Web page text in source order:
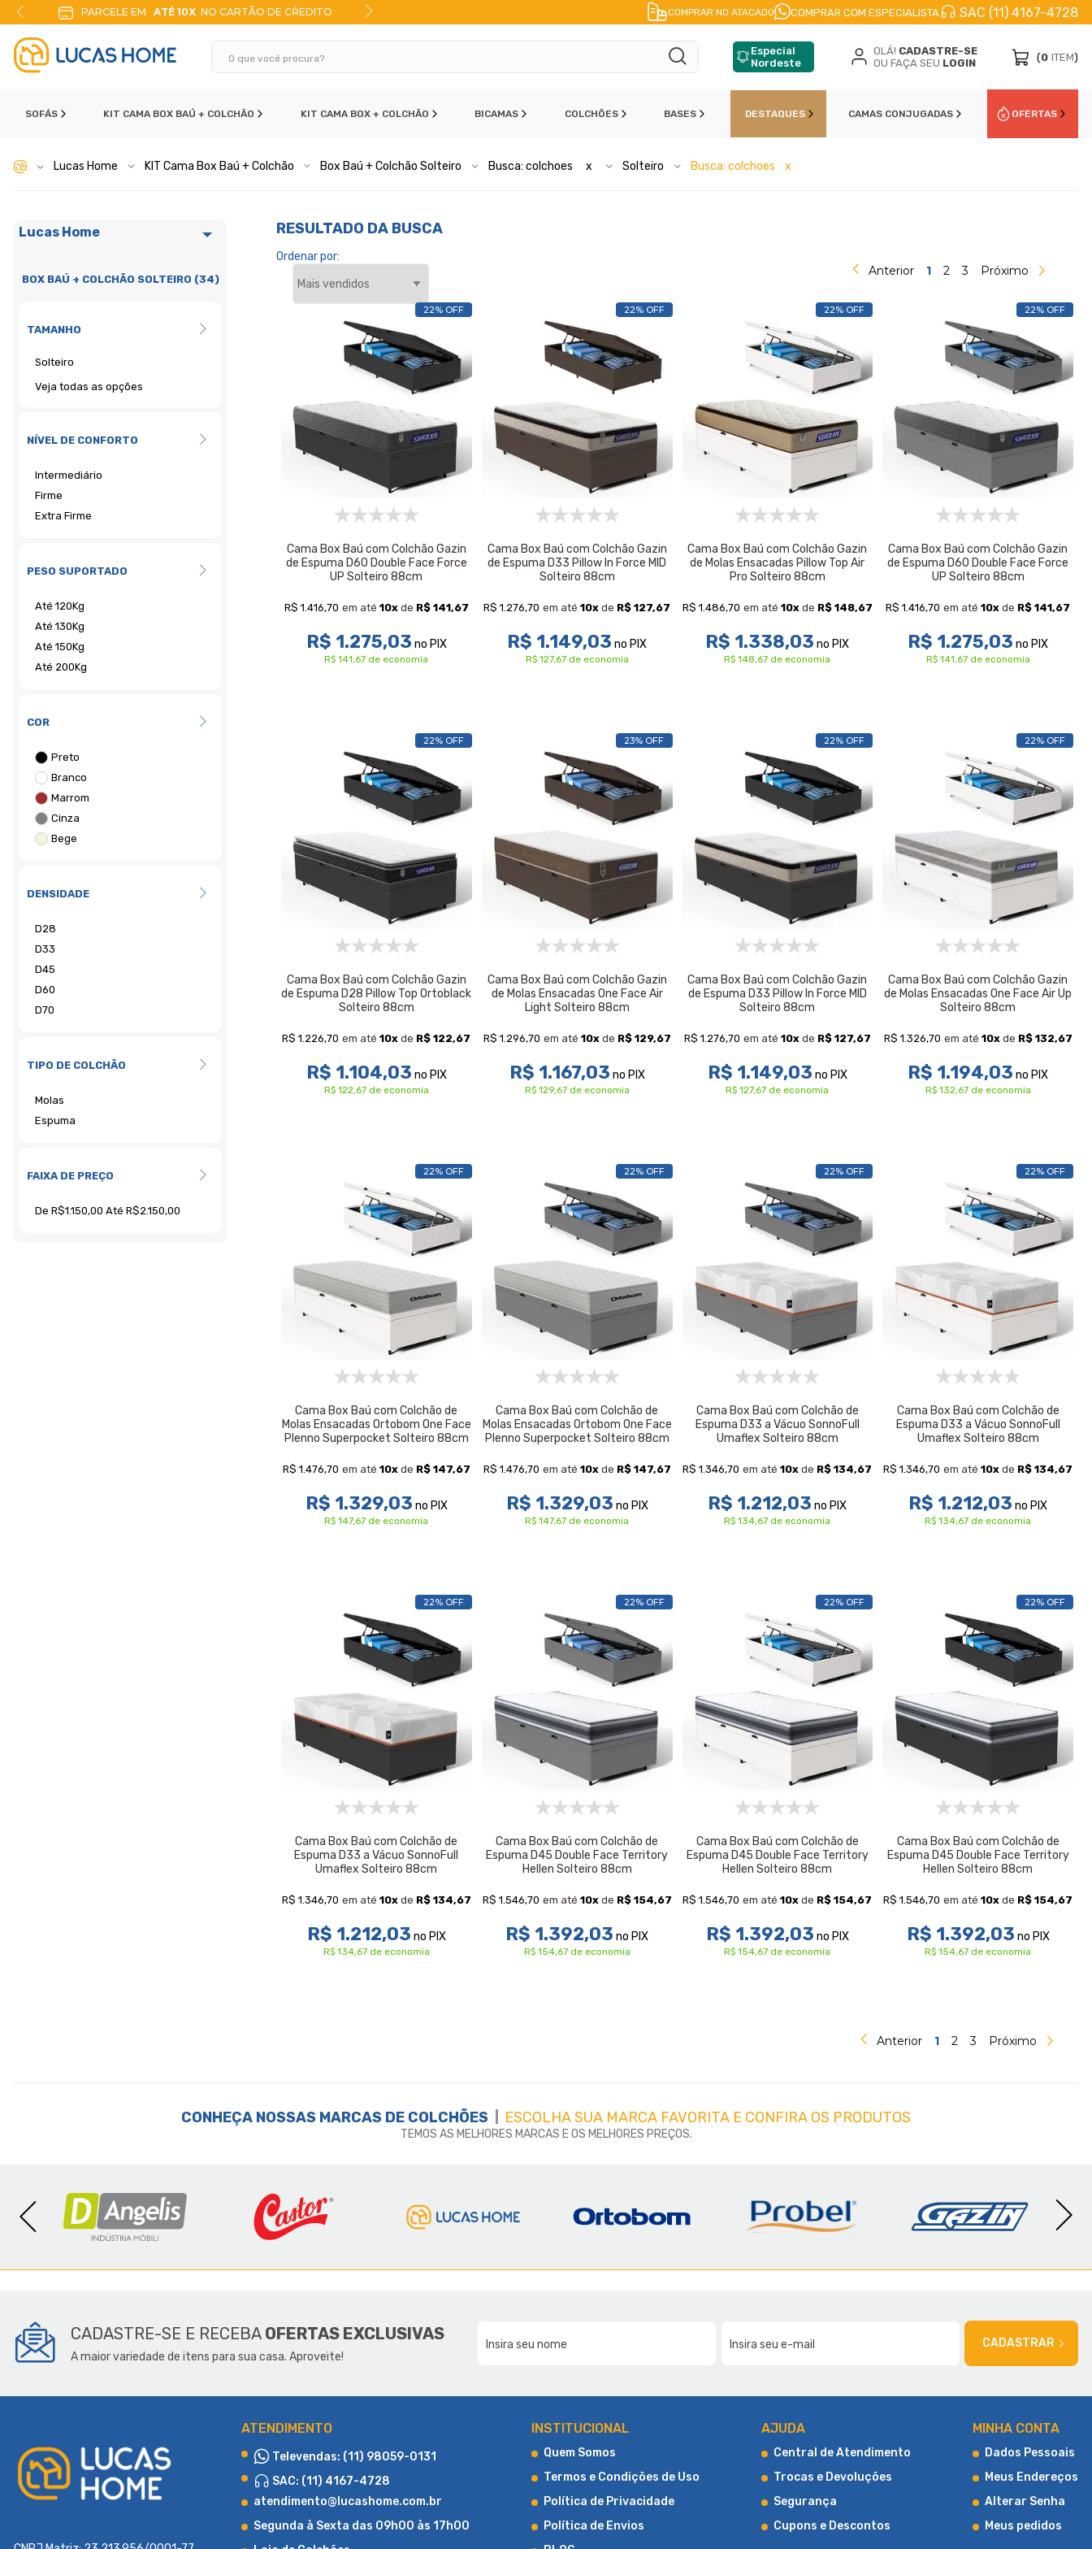
PARCELE EM ATÉ 10X NO CARTÃO DE CŔEDITO FRETE A JATOENVIO IMEDIATO PARCELE EM
COMPRAR NO ATACADO COMPRAR COM ESPECIALISTA SAC (11) 4167-4728
Especial
Nordeste
OLÁ! CADASTRE-SE
OU FAÇA SEU LOGIN (0 ITEM)
SOFÁS KIT CAMA BOX BAÚ + COLCHÃO KIT CAMA BOX + COLCHÃO BICAMAS COLCHÕES BASES DESTAQUES CAMAS CONJUGADAS OFERTAS
Lucas Home KIT Cama Box Baú + Colchão Box Baú + Colchão Solteiro Busca: colchoes x Solteiro Busca: colchoes x
Lucas Home
BOX BAÚ + COLCHÃO SOLTEIRO (34)
TAMANHO
Solteiro
Veja todas as opções
NÍVEL DE CONFORTO
PESO SUPORTADO
COR
DENSIDADE
TIPO DE COLCHÃO
FAIXA DE PREÇO
RESULTADO DA BUSCA
Ordenar por:
Anterior 1 2 3 Próximo
22% OFF
Cama Box Baú com Colchão Gazin
de Espuma D60 Double Face Force
UP Solteiro 88cm
R$ 1.416,70 em até 10xde R$ 141,67
R$ 1.275,03 no PIX
R$ 141,67 de economia
22% OFF
Cama Box Baú com Colchão Gazin
de Espuma D33 Pillow In Force MID
Solteiro 88cm
R$ 1.276,70 em até10x de R$ 127,67
R$ 1.149,03 no PIX
R$ 127,67 de economia
22% OFF
Cama Box Baú com Colchão Gazin
de Molas Ensacadas Pillow Top Air
Pro Solteiro 88cm
R$ 1.486,70 em até 10xde R$ 148,67
R$ 1.338,03 no PIX
R$ 148,67 de economia
22% OFF
Cama Box Baú com Colchão Gazin
de Espuma D60 Double Face Force
UP Solteiro 88cm
R$ 1.416,70 em até10x de R$ 141,67
R$ 1.275,03 no PIX
R$ 141,67 de economia
22% OFF
Cama Box Baú com Colchão Gazin
de Espuma D28 Pillow Top Ortoblack
Solteiro 88cm
R$ 1.226,70 em até10x de R$ 122,67
R$ 1.104,03 no PIX
R$ 122,67 de economia
23% OFF
Cama Box Baú com Colchão Gazin
de Molas Ensacadas One Face Air
Light Solteiro 88cm
R$ 1.296,70 em até 10xde R$ 129,67
R$ 1.167,03 no PIX
R$ 129,67 de economia
22% OFF
Cama Box Baú com Colchão Gazin
de Espuma D33 Pillow In Force MID
Solteiro 88cm
R$ 1.276,70 em até 10xde R$ 127,67
R$ 1.149,03 no PIX
R$ 127,67 de economia
22% OFF
Cama Box Baú com Colchão Gazin
de Molas Ensacadas One Face Air Up
Solteiro 88cm
R$ 1.326,70 em até 10xde R$ 132,67
R$ 1.194,03 no PIX
R$ 132,67 de economia
22% OFF
Cama Box Baú com Colchão de
Molas Ensacadas Ortobom One Face
Plenno Superpocket Solteiro 88cm
R$ 1.476,70 em até 10xde R$ 147,67
R$ 1.329,03 no PIX
R$ 147,67 de economia
22% OFF
Cama Box Baú com Colchão de
Molas Ensacadas Ortobom One Face
Plenno Superpocket Solteiro 88cm
R$ 1.476,70 em até 10xde R$ 147,67
R$ 1.329,03 no PIX
R$ 147,67 de economia
22% OFF
Cama Box Baú com Colchão de
Espuma D33 a Vácuo SonnoFull
Umaflex Solteiro 88cm
R$ 1.346,70 em até10x de R$ 134,67
R$ 1.212,03 no PIX
R$ 134,67 de economia
22% OFF
Cama Box Baú com Colchão de
Espuma D33 a Vácuo SonnoFull
Umaflex Solteiro 88cm
R$ 1.346,70 em até10x de R$ 134,67
R$ 1.212,03 no PIX
R$ 134,67 de economia
22% OFF
Cama Box Baú com Colchão de
Espuma D33 a Vácuo SonnoFull
Umaflex Solteiro 88cm
R$ 1.346,70 em até 10xde R$ 134,67
R$ 1.212,03 no PIX
R$ 134,67 de economia
22% OFF
Cama Box Baú com Colchão de
Espuma D45 Double Face Territory
Hellen Solteiro 88cm
R$ 1.546,70 em até 10xde R$ 154,67
R$ 1.392,03 no PIX
R$ 154,67 de economia
22% OFF
Cama Box Baú com Colchão de
Espuma D45 Double Face Territory
Hellen Solteiro 88cm
R$ 1.546,70 em até10x de R$ 154,67
R$ 1.392,03 no PIX
R$ 154,67 de economia
22% OFF
Cama Box Baú com Colchão de
Espuma D45 Double Face Territory
Hellen Solteiro 88cm
R$ 1.546,70 em até10x de R$ 154,67
R$ 1.392,03 no PIX
R$ 154,67 de economia
Anterior 1 2 3 Próximo
CONHEÇA NOSSAS MARCAS DE COLCHÕES ESCOLHA SUA MARCA FAVORITA E CONFIRA OS PRODUTOS
TEMOS AS MELHORES MARCAS E OS MELHORES PREÇOS.
SOBRE A LUCAS HOME
CONHEÇA UM POUCO MAIS SOBRE A LUCAS HOME
CADASTRE-SE E RECEBA OFERTAS EXCLUSIVAS
A maior variedade de itens para sua casa. Aproveite!
CADASTRAR
ATENDIMENTO
Televendas: (11) 98059-0131
SAC: (11) 4167-4728
atendimento@lucashome.com.br
Segunda à Sexta das 09h00 às 17h00
INSTITUCIONAL
Quem Somos
Termos e Condições de Uso
Política de Privacidade
Política de Envios
AJUDA
Central de Atendimento
Trocas e Devoluções
Segurança
Cupons e Descontos
MINHA CONTA
Dados Pessoais
Meus Endereços
Alterar Senha
Meus pedidos